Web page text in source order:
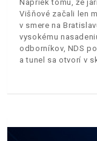
Napriek tomu, že
Višňové začali len
v smere na
vysokému
odborníkov, NDS
a tunel sa otvorí v